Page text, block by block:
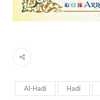
Al-Hadi Hadi